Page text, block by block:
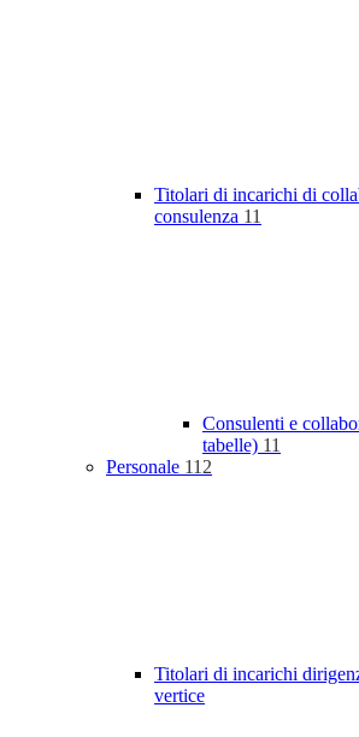
Titolari di incarichi di
consulenza 11
Consulenti e
tabelle) 11
Personale 112
Titolari di incarichi
vertice